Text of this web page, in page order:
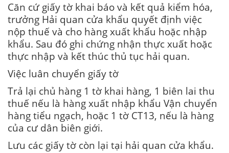
Căn cứ giấy tờ khai báo và kết quả kiểm hóa,
trưởng Hải quan cửa khẩu quyết định việc
nộp thuế và cho hàng xuất khẩu hoặc nhập
khẩu. Sau đó ghi chứng nhận thực xuất hoặc
thực nhập và kết thúc thủ tục hải quan.
Việc luân chuyển giấy tờ
Trả lại chủ hàng 1 tờ khai hàng, 1 biên lai thu
thuế nếu là hàng xuất nhập khẩu Vận chuyển
hàng tiểu ngạch, hoặc 1 tờ CT13, nếu là hàng
của cư dân biên giới.
Lưu các giấy tờ còn lại tại hải quan cửa khẩu.